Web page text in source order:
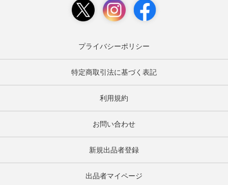
プライバシーポリシー
特定商取引法に基づく表記
利用規約
お問い合わせ
新規出品者登録
出品者マイページ